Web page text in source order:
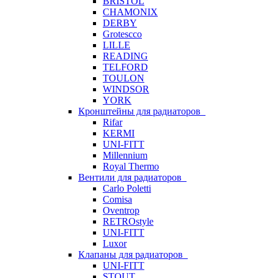
CHAMONIX
DERBY
Grotescco
LILLE
READING
TELFORD
TOULON
WINDSOR
YORK
Кронштейны для радиаторов
Rifar
KERMI
UNI-FITT
Millennium
Royal Thermo
Вентили для радиаторов
Carlo Poletti
Comisa
Oventrop
RETROstyle
UNI-FITT
Luxor
Клапаны для радиаторов
UNI-FITT